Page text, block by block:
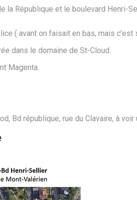
la République et le boulevard Henri-
( avant on faisait en bas, mais
dans le domaine de St-Cloud.
Magenta.
Bd république, rue du Clavaire, à